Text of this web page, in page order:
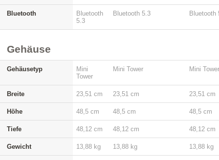
Bluetooth
Bluetooth
5.3
Bluetooth 5.3 Bluetooth
Gehäuse
Gehäusetyp
Mini
Tower
Mini Tower Mini
Breite 23,51 cm 23,51 cm 23,51 cm
Höhe 48,5 cm 48,5 cm 48,5 cm
Tiefe 48,12 cm 48,12 cm 48,12 cm
Gewicht 13,88 kg 13,88 kg 13,88 kg